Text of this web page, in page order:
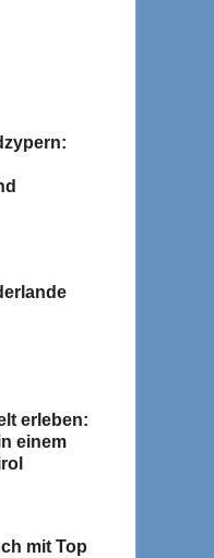
erleben:
einem
mit Top